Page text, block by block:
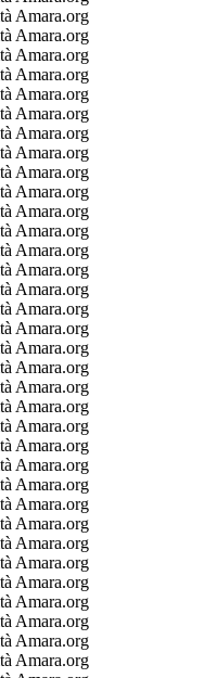
Amara.org
Amara.org
Amara.org
Amara.org
Amara.org
Amara.org
Amara.org
Amara.org
Amara.org
Amara.org
Amara.org
Amara.org
Amara.org
Amara.org
Amara.org
Amara.org
Amara.org
Amara.org
Amara.org
Amara.org
Amara.org
Amara.org
Amara.org
Amara.org
Amara.org
Amara.org
Amara.org
Amara.org
Amara.org
Amara.org
Amara.org
Amara.org
Amara.org
Amara.org